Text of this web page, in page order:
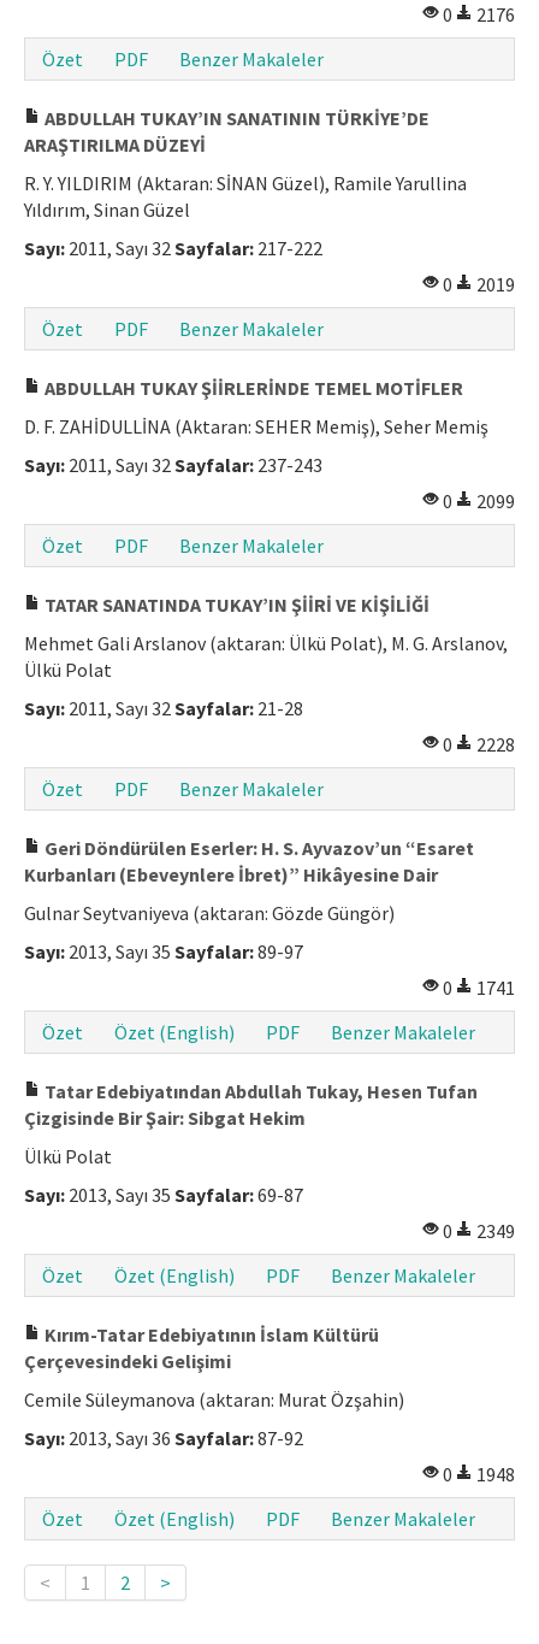
0
2176
Özet
PDF Benzer Makaleler
ABDULLAH TUKAY’IN SANATININ TÜRKİYE’DE
ARAŞTIRILMA DÜZEYİ
R. Y. YILDIRIM (Aktaran: SİNAN Güzel), Ramile Yarullina
Yıldırım, Sinan Güzel
Sayı: 2011, Sayı 32 Sayfalar: 217-222
0
2019
Özet
PDF Benzer Makaleler
ABDULLAH TUKAY ŞİİRLERİNDE TEMEL MOTİFLER
D. F. ZAHİDULLİNA (Aktaran: SEHER Memiş), Seher Memiş
Sayı: 2011, Sayı 32 Sayfalar: 237-243
0
2099
Özet
PDF Benzer Makaleler
TATAR SANATINDA TUKAY’IN ŞİİRİ VE KİŞİLİĞİ
Mehmet Gali Arslanov (aktaran: Ülkü Polat), M. G. Arslanov,
Ülkü Polat
Sayı: 2011, Sayı 32 Sayfalar: 21-28
0
2228
Özet
PDF Benzer Makaleler
Geri Döndürülen Eserler: H. S. Ayvazov’un “Esaret
Kurbanları (Ebeveynlere İbret)” Hikâyesine Dair
Gulnar Seytvaniyeva (aktaran: Gözde Güngör)
Sayı: 2013, Sayı 35 Sayfalar:89-97
0
1741
Özet
Özet (English) PDF Benzer Makaleler
Tatar Edebiyatından Abdullah Tukay, Hesen Tufan
Çizgisinde Bir Şair: Sibgat Hekim
Ülkü Polat
Sayı: 2013, Sayı 35 Sayfalar:69-87
0
2349
Özet
Özet (English) PDF Benzer Makaleler
Kırım-Tatar Edebiyatının İslam Kültürü
Çerçevesindeki Gelişimi
Cemile Süleymanova (aktaran: Murat Özşahin)
Sayı: 2013, Sayı 36 Sayfalar:87-92
0
1948
Özet
Özet (English) PDF Benzer Makaleler
< 1 2 >